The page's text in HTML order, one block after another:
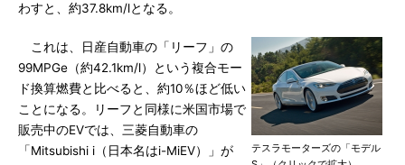
わすと、約37.8km/lとなる。
テスラモーターズの「モデル
これは、日産自動車の「リーフ」の
99MPGe（約42.1km/l）という複合モー
ド換算燃費と比べると、約10％ほど低い
ことになる。リーフと同様に米国市場で
販売中のEVでは、三菱自動車の
「Mitsubishi i（日本名はi-MiEV）」が